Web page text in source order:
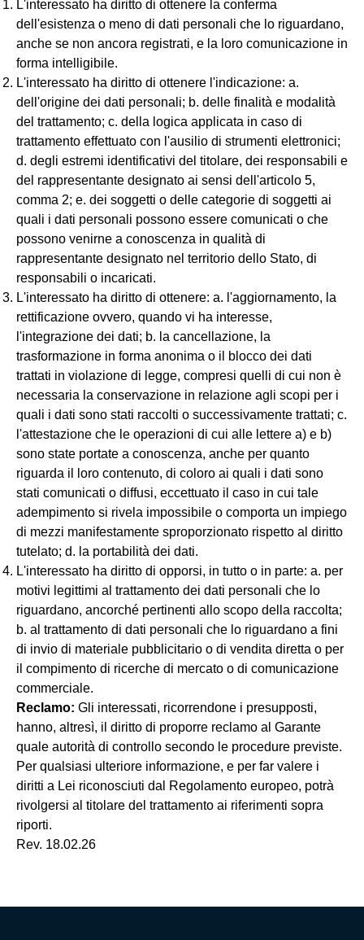
L'interessato ha diritto di ottenere la conferma
dell'esistenza o meno di dati personali che lo riguardano,
anche se non ancora registrati, e la loro comunicazione in
forma intelligibile.
L'interessato ha diritto di ottenere l'indicazione: a.
dell'origine dei dati personali; b. delle finalità e modalità
del trattamento; c. della logica applicata in caso di
trattamento effettuato con l'ausilio di strumenti elettronici;
d. degli estremi identificativi del titolare, dei responsabili e
del rappresentante designato ai sensi dell'articolo 5,
comma 2; e. dei soggetti o delle categorie di soggetti ai
quali i dati personali possono essere comunicati o che
possono venirne a conoscenza in qualità di
rappresentante designato nel territorio dello Stato, di
responsabili o incaricati.
L'interessato ha diritto di ottenere: a. l'aggiornamento, la
rettificazione ovvero, quando vi ha interesse,
l'integrazione dei dati; b. la cancellazione, la
trasformazione in forma anonima o il blocco dei dati
trattati in violazione di legge, compresi quelli di cui non è
necessaria la conservazione in relazione agli scopi per i
quali i dati sono stati raccolti o successivamente trattati; c.
l'attestazione che le operazioni di cui alle lettere a) e b)
sono state portate a conoscenza, anche per quanto
riguarda il loro contenuto, di coloro ai quali i dati sono
stati comunicati o diffusi, eccettuato il caso in cui tale
adempimento si rivela impossibile o comporta un impiego
di mezzi manifestamente sproporzionato rispetto al diritto
tutelato; d. la portabilità dei dati.
L'interessato ha diritto di opporsi, in tutto o in parte: a. per
motivi legittimi al trattamento dei dati personali che lo
riguardano, ancorché pertinenti allo scopo della raccolta;
b. al trattamento di dati personali che lo riguardano a fini
di invio di materiale pubblicitario o di vendita diretta o per
il compimento di ricerche di mercato o di comunicazione
commerciale.
Reclamo: Gli interessati, ricorrendone i presupposti,
hanno, altresì, il diritto di proporre reclamo al Garante
quale autorità di controllo secondo le procedure previste.
Per qualsiasi ulteriore informazione, e per far valere i
diritti a Lei riconosciuti dal Regolamento europeo, potrà
rivolgersi al titolare del trattamento ai riferimenti sopra
riporti.
Rev. 18.02.26